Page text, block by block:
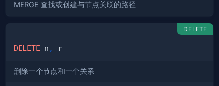
MERGE 查找或创建与节点关联的路径
DELETE
DELETE n ,
删除一个节点和一个关系